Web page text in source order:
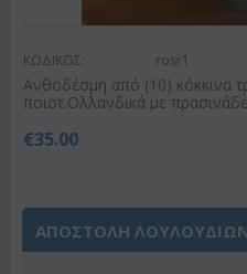
ΚΩΔΙΚΟΣ: rosr1
Ανθοδέσμη από (10) κόκκινα
ποιοτ.Ολλανδικά με
€35.00
ΑΠΟΣΤΟΛΗ